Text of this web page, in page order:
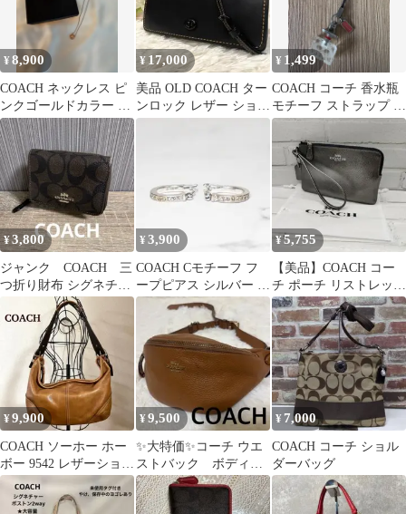
¥8,900
COACH ネックレス ピ
ンクゴールドカラー サ
ークルストーン
¥ 17,000
美品 OLD COACH ター
ンロック レザー ショル
ダー 黒 グラブタン
¥ 1,499
COACH コーチ 香水瓶
モチーフ ストラップ キ
ーホルダー
¥3,800
ジャンク COACH 三
つ折り財布 シグネチャ
ー ブラウン モノグ
ラム
¥3,900
COACH Cモチーフ フ
ープピアス シルバー ラ
インストーン
¥5,755
​【美品】COACH コー
チ ポーチ リストレット
メタリックグレー 保存
袋付
¥9,900
COACH ソーホー ホー
ボー 9542 レザーショル
ダーバッグ キャメル
¥9,500
✨大特価✨コーチ ウエ
ストバック ボディバ
ッグ 金文字 レザ
ー ブラウン
¥ 7,000
COACH コーチ ショル
ダーバッグ